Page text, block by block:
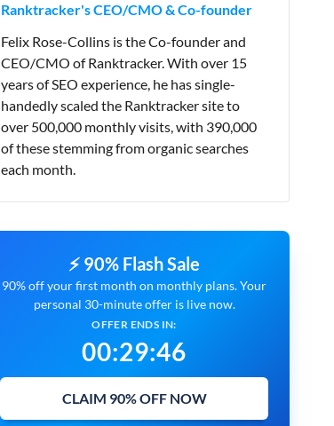
Ranktracker's CEO/CMO & Co-founder
Felix Rose-Collins is the Co-founder and
CEO/CMO of Ranktracker. With over 15
years of SEO experience, he has single-
handedly scaled the Ranktracker site to
over 500,000 monthly visits, with 390,000
of these stemming from organic searches
each month.
⚡ 90% Flash Sale
90% off your first month on monthly plans. Your
personal 30-minute offer is live now.
OFFER ENDS IN:
00:29:45
CLAIM 90% OFF NOW